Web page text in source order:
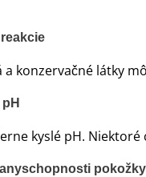
konzervačné látky
kyslé pH.
pokožky